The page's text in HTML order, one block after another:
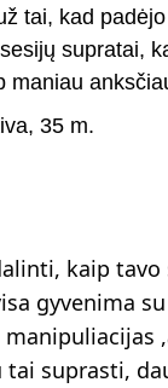
tai, kad
supratai,
maniau
35 m.
kaip tavo
gyvenima
suprasti,